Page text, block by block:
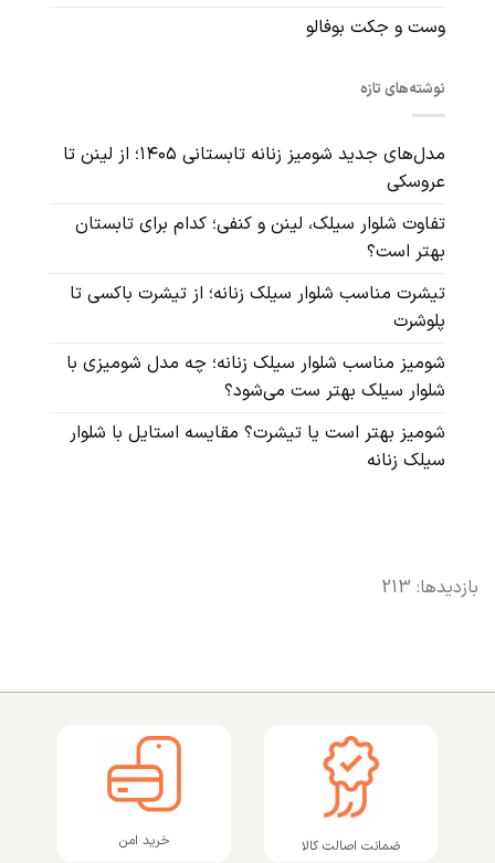
وست و جکت بوفالو
نوشته‌های تازه
مدل‌های جدید شومیز زنانه تابستانی ۱۴۰۵؛ از لینن تا
عروسکی
تفاوت شلوار سیلک، لینن و کنفی؛ کدام برای تابستان
بهتر است؟
تیشرت مناسب شلوار سیلک زنانه؛ از تیشرت باکسی تا
پلوشرت
شومیز مناسب شلوار سیلک زنانه؛ چه مدل شومیزی با
شلوار سیلک بهتر ست می‌شود؟
شومیز بهتر است یا تیشرت؟ مقایسه استایل با شلوار
سیلک زنانه
بازدیدها: 213
ضمانت اصالت کالا خرید امن